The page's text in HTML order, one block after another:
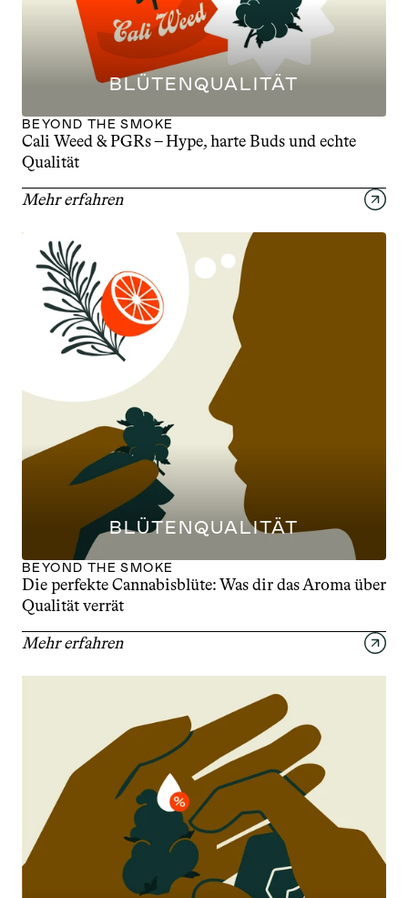
BLÜTENQUALITÄT
BEYOND THE SMOKE
Cali Weed & PGRs – Hype, harte Buds und echte
Qualität
Mehr erfahren
BLÜTENQUALITÄT
BEYOND THE SMOKE
Die perfekte Cannabisblüte: Was dir das Aroma über
Qualität verrät
Mehr erfahren